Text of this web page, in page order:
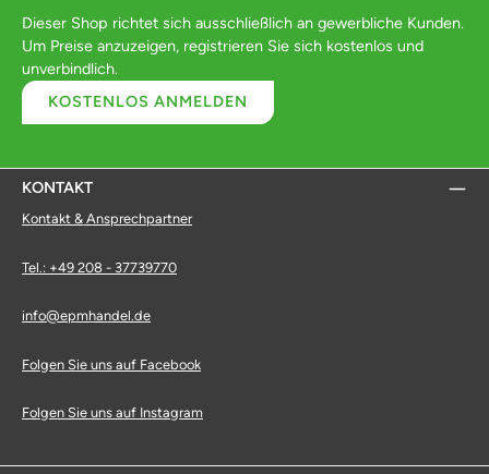
Dieser Shop richtet sich ausschließlich an gewerbliche Kunden.
Um Preise anzuzeigen, registrieren Sie sich kostenlos und
unverbindlich.
KOSTENLOS ANMELDEN
KONTAKT
Kontakt & Ansprechpartner
Tel.: +49 208 - 37739770
info@epmhandel.de
Folgen Sie uns auf Facebook
Folgen Sie uns auf Instagram